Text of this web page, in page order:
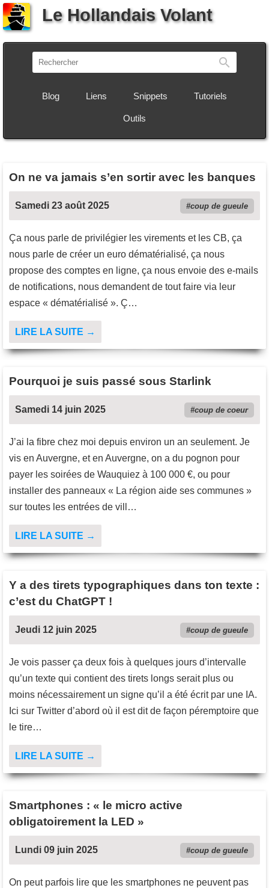
Le Hollandais Volant
Blog Liens Snippets Tutoriels
Outils
On ne va jamais s’en sortir avec les banques
Samedi 23 août 2025 coup de gueule
Ça nous parle de privilégier les virements et les CB, ça
nous parle de créer un euro dématérialisé, ça nous
propose des comptes en ligne, ça nous envoie des e-mails
de notifications, nous demandent de tout faire via leur
espace « dématérialisé ». Ç…
LIRE LA SUITE →
Pourquoi je suis passé sous Starlink
Samedi 14 juin 2025 coup de coeur
J’ai la fibre chez moi depuis environ un an seulement. Je
vis en Auvergne, et en Auvergne, on a du pognon pour
payer les soirées de Wauquiez à 100 000 €, ou pour
installer des panneaux « La région aide ses communes »
sur toutes les entrées de vill…
LIRE LA SUITE →
Y a des tirets typographiques dans ton texte :
c’est du ChatGPT !
Jeudi 12 juin 2025 coup de gueule
Je vois passer ça deux fois à quelques jours d’intervalle
qu’un texte qui contient des tirets longs serait plus ou
moins nécessairement un signe qu’il a été écrit par une IA.
Ici sur Twitter d’abord où il est dit de façon péremptoire que
le tire…
LIRE LA SUITE →
Smartphones : « le micro active
obligatoirement la LED »
Lundi 09 juin 2025 coup de gueule
On peut parfois lire que les smartphones ne peuvent pas